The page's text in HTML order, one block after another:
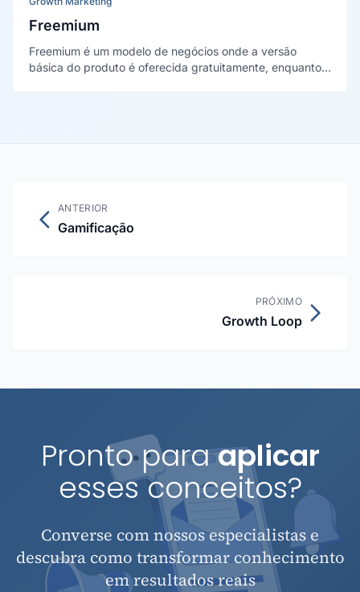
Freemium
Freemium é um modelo de negócios onde a versão
básica do produto é oferecida gratuitamente, enquanto
ANTERIOR
Gamificação
PRÓXIMO
Growth Loop
Pronto paraaplicar
esses conceitos?
Converse com nossos especialistas e
descubra como transformar conhecimento
em resultados reais